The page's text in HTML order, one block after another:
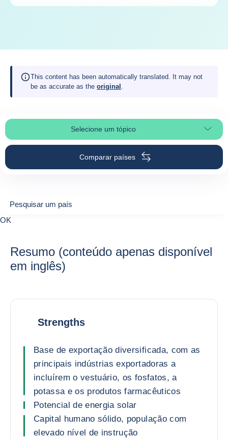
This content has been automatically translated. It may not
be as accurate as the original .
Selecione um tópicoSelecionar a secção da página
Comparar países
Pesquisar um país
0suggestions
Pesquisar um país
OK
Resumo (conteúdo apenas disponível
em inglês)
Strengths
Base de exportação diversificada, com as
principais indústrias exportadoras a
incluírem o vestuário, os fosfatos, a
potassa e os produtos farmacêuticos
Potencial de energia solar
Capital humano sólido, população com
elevado nível de instrução